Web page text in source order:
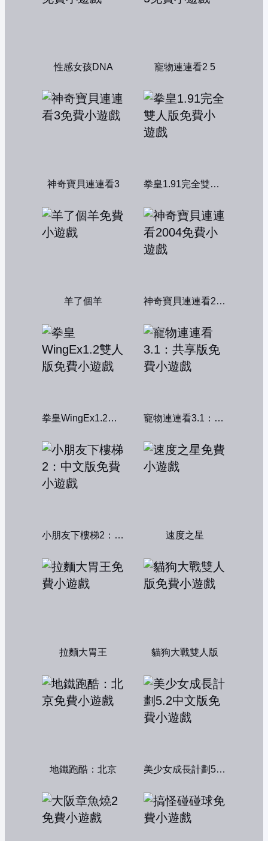
性感女孩DNA 寵物連連看2 5
神奇寶貝連連看3 拳皇1.91完全雙人版
羊了個羊 神奇寶貝連連看2004
拳皇WingEx1.2雙人版 寵物連連看3.1：共享版
小朋友下樓梯2：中文版 速度之星
拉麵大胃王 貓狗大戰雙人版
地鐵跑酷：北京 美少女成長計劃5.2中文版